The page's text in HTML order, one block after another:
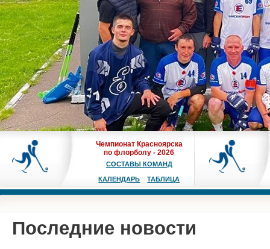
Чемпионат Красноярска
по флорболу - 2026
СОСТАВЫ КОМАНД
КАЛЕНДАРЬ ТАБЛИЦА
Последние новости